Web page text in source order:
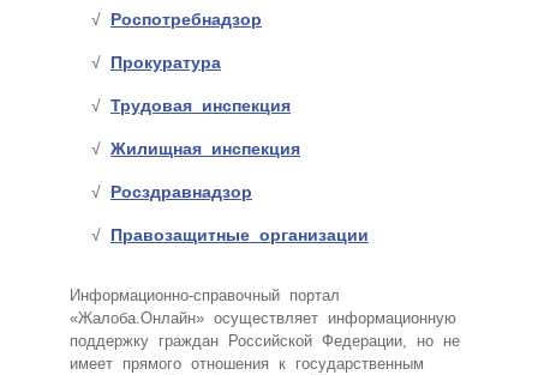
Роспотребнадзор
Прокуратура
Трудовая инспекция
Жилищная инспекция
Росздравнадзор
Правозащитные организации
Информационно-справочный портал
«Жалоба.Онлайн» осуществляет информационную
поддержку граждан Российской Федерации, но не
имеет прямого отношения к государственным